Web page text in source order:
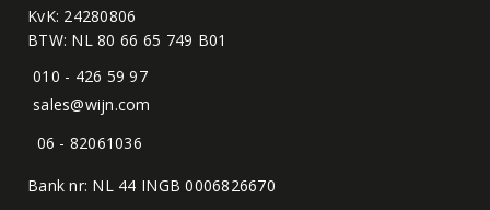
KvK: 24280806
BTW: NL 80 66 65 749 B01
010 - 426 59 97
sales@wijn.com
06 - 82061036
Bank nr: NL 44 INGB 0006826670